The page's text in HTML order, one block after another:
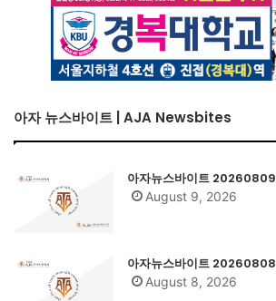
아자 뉴스바이트 | AJA Newsbites
아자뉴스바이트 20260809
August 9, 2026
아자뉴스바이트 20260808
August 8, 2026